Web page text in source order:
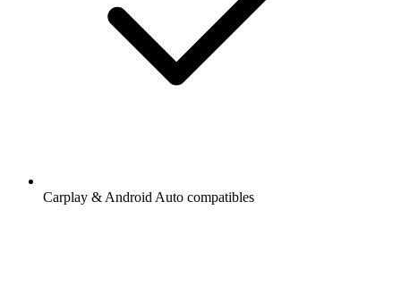
Carplay & Android Auto compatibles